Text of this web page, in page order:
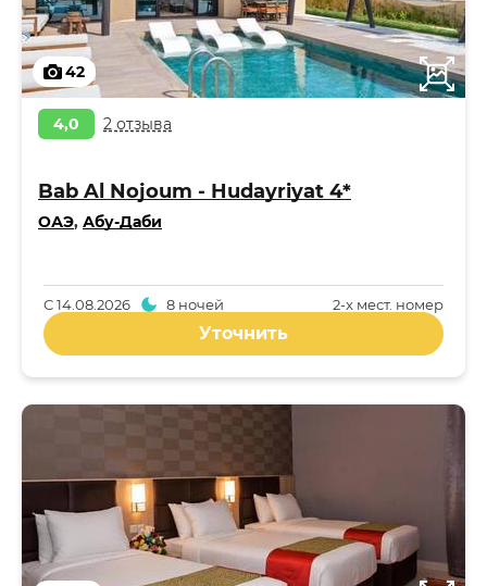
42
4,0 2 отзыва
Bab Al Nojoum - Hudayriyat 4*
ОАЭ, Абу-Даби
2-x мест. номер
С14.08.2026 8 ночей
Уточнить